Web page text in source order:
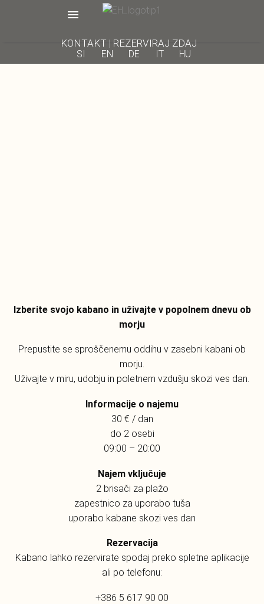
KONTAKT | REZERVIRAJ ZDAJ
SI EN DE IT HU
Izberite svojo kabano in uživajte v popolnem dnevu ob
morju
Prepustite se sproščenemu oddihu v zasebni kabani ob
morju.
Uživajte v miru, udobju in poletnem vzdušju skozi ves dan.
Informacije o najemu
30 € / dan
do 2 osebi
09:00 – 20:00
Najem vključuje
2 brisači za plažo
zapestnico za uporabo tuša
uporabo kabane skozi ves dan
Rezervacija
Kabano lahko rezervirate spodaj preko spletne aplikacije
ali po telefonu:
+386 5 617 90 00